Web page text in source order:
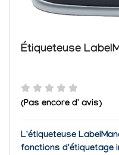
Étiqueteuse
(Pas encore d' avis)
L'étiqueteuse
fonctions d'étiquetage